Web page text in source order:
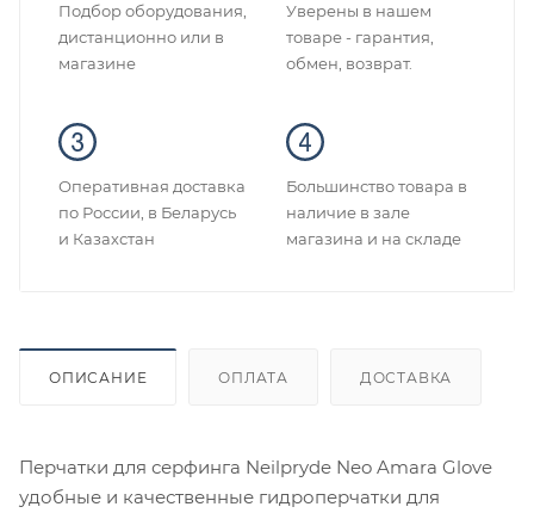
Подбор оборудования,
дистанционно или в
магазине
Уверены в нашем
товаре - гарантия,
обмен, возврат.
Оперативная доставка
по России, в Беларусь
и Казахстан
Большинство товара в
наличие в зале
магазина и на складе
ОПИСАНИЕ ОПЛАТА ДОСТАВКА
Перчатки для серфинга Neilpryde Neo Amara Glove
удобные и качественные гидроперчатки для